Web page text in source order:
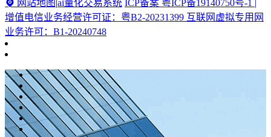
网站地图 ai量化交易系统 ICP备案 粤ICP备19140750号-1 |
增值电信业务经营许可证：粤B2-20231399 互联网虚拟专用网
业务许可：B1-20240748